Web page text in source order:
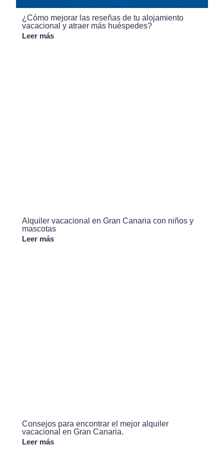
¿Cómo mejorar las reseñas de tu alojamiento
vacacional y atraer más huéspedes?
Leer más
Alquiler vacacional en Gran Canaria con niños y
mascotas
Leer más
Consejos para encontrar el mejor alquiler
vacacional en Gran Canaria.
Leer más